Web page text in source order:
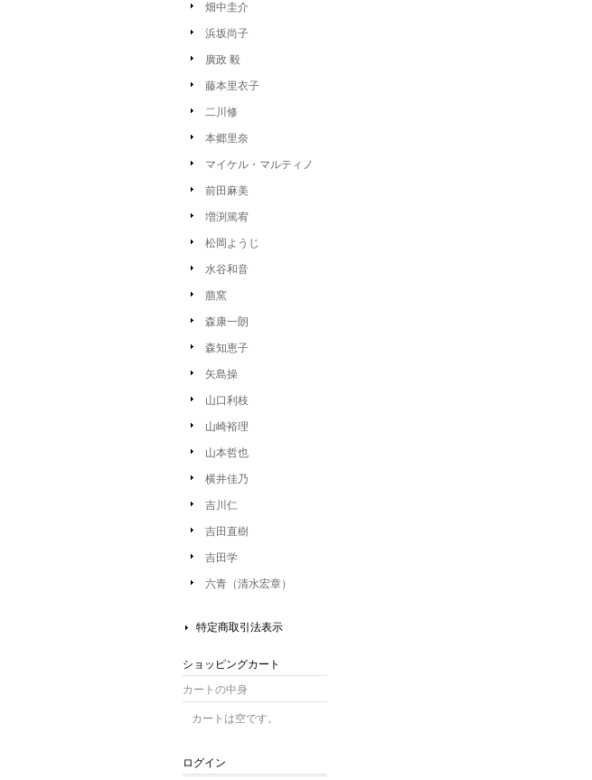
畑中圭介
浜坂尚子
廣政 毅
藤本里衣子
二川修
本郷里奈
マイケル・マルティノ
前田麻美
増渕篤宥
松岡ようじ
水谷和音
萠窯
森康一朗
森知恵子
矢島操
山口利枝
山崎裕理
山本哲也
横井佳乃
吉川仁
吉田直樹
吉田学
六青（清水宏章）
特定商取引法表示
ショッピングカート
カートの中身
カートは空です。
ログイン